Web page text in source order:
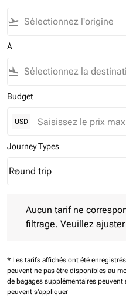
flight_takeoff
À
flight_land
Budget
USD
Journey Types
Journey Types option Round
Round trip
keyboard_arrow_down
Aucun tarif ne
filtrage. Veuillez
* Les tarifs affichés ont été
peuvent ne pas être disponibles au
de bagages supplémentaires peuvent
peuvent s'appliquer